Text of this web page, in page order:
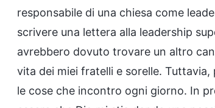
responsabile di una chiesa come
scrivere una lettera alla leadership
avrebbero dovuto trovare un altro
vita dei miei fratelli e sorelle.
le cose che incontro ogni giorno. In